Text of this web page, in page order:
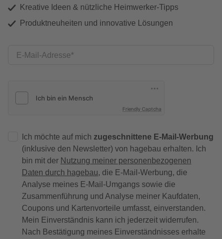
Kreative Ideen & nützliche Heimwerker-Tipps
Produktneuheiten und innovative Lösungen
E-Mail-Adresse
Friendly Captcha
Ich möchte auf mich zugeschnittene E-Mail-Werbung
(inklusive den Newsletter) von hagebau erhalten. Ich
bin mit der Nutzung meiner personenbezogenen
Daten durch hagebau, die E-Mail-Werbung, die
Analyse meines E-Mail-Umgangs sowie die
Zusammenführung und Analyse meiner Kaufdaten,
Coupons und Kartenvorteile umfasst, einverstanden.
Mein Einverständnis kann ich jederzeit widerrufen.
Nach Bestätigung meines Einverständnisses erhalte